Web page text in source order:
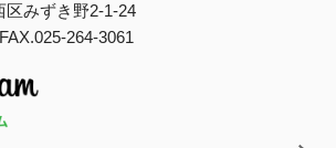
区みずき野2-1-24
264-3061